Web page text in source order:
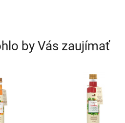
by Vás zaujímať